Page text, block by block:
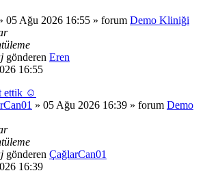
05 Ağu 2026 16:55 » forum Demo Kliniği
gönderen Eren
16:55
ettik ☺️
» 05 Ağu 2026 16:39 » forum Demo
gönderen ÇağlarCan01
16:39